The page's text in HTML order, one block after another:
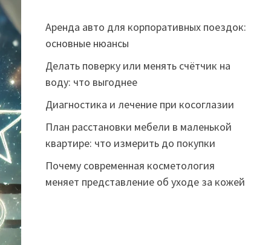
Аренда авто для корпоративных поездок:
основные нюансы
Делать поверку или менять счётчик на
воду: что выгоднее
Диагностика и лечение при косоглазии
План расстановки мебели в маленькой
квартире: что измерить до покупки
Почему современная косметология
меняет представление об уходе за кожей